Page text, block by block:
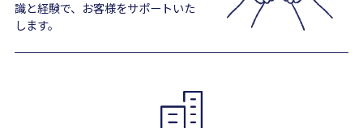
識と経験で、お客様をサポートいた
します。